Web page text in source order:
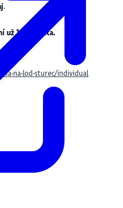
.
už 14. augusta.
na-lod-sturec/individual